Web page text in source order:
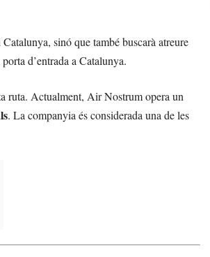
sinó que també buscarà atreure
d’entrada a Catalunya.
ruta. Actualment, Air Nostrum opera un
. La companyia és considerada una de les